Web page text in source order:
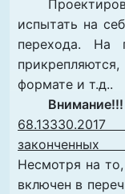
испытать на
перехода. На
формате и т.д..
Внимание!!!
законченных
Несмотря на
включен в